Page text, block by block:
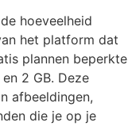
hoeveelheid
het platform dat
plannen beperkte
2 GB. Deze
afbeeldingen,
die je op je